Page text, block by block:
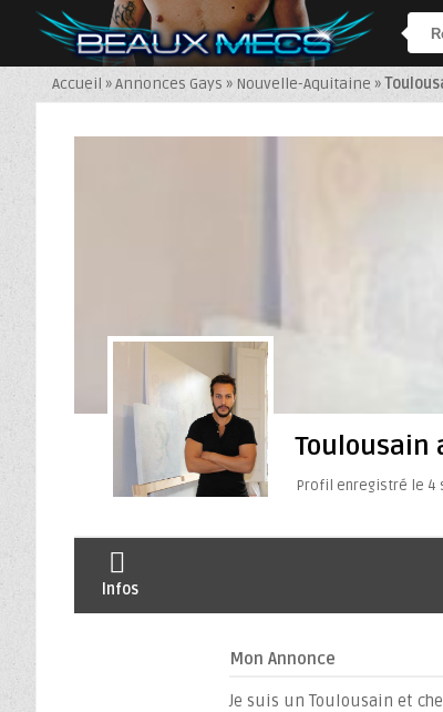
Accueil »Annonces Gays » Nouvelle-Aquitaine »
Toulousain
Profil enregistré le 4
Infos
Mon Annonce
Je suis un Toulousain et